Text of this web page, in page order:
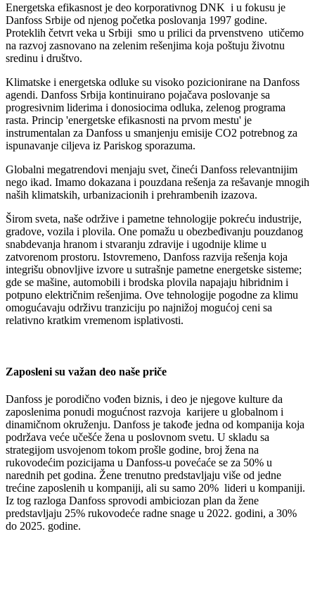
Energetska efikasnost je deo korporativnog DNK i u fokusu je
Danfoss Srbije od njenog početka poslovanja 1997 godine.
Proteklih četvrt veka u Srbiji smo u prilici da prvenstveno utičemo
na razvoj zasnovano na zelenim rešenjima koja poštuju životnu
sredinu i društvo.
Klimatske i energetska odluke su visoko pozicionirane na Danfoss
agendi. Danfoss Srbija kontinuirano pojačava poslovanje sa
progresivnim liderima i donosiocima odluka, zelenog programa
rasta. Princip 'energetske efikasnosti na prvom mestu' je
instrumentalan za Danfoss u smanjenju emisije CO2 potrebnog za
ispunavanje ciljeva iz Pariskog sporazuma.
Globalni megatrendovi menjaju svet, čineći Danfoss relevantnijim
nego ikad. Imamo dokazana i pouzdana rešenja za rešavanje mnogih
naših klimatskih, urbanizacionih i prehrambenih izazova.
Širom sveta, naše održive i pametne tehnologije pokreću industrije,
gradove, vozila i plovila. One pomažu u obezbeđivanju pouzdanog
snabdevanja hranom i stvaranju zdravije i ugodnije klime u
zatvorenom prostoru. Istovremeno, Danfoss razvija rešenja koja
integrišu obnovljive izvore u sutrašnje pametne energetske sisteme;
gde se mašine, automobili i brodska plovila napajaju hibridnim i
potpuno električnim rešenjima. Ove tehnologije pogodne za klimu
omogućavaju održivu tranziciju po najnižoj mogućoj ceni sa
relativno kratkim vremenom isplativosti.
Zaposleni su važan deo naše priče
Danfoss je porodično vođen biznis, i deo je njegove kulture da
zaposlenima ponudi mogućnost razvoja karijere u globalnom i
dinamičnom okruženju. Danfoss je takođe jedna od kompanija koja
podržava veće učešće žena u poslovnom svetu. U skladu sa
strategijom usvojenom tokom prošle godine, broj žena na
rukovodećim pozicijama u Danfoss-u povećaće se za 50% u
narednih pet godina. Žene trenutno predstavljaju više od jedne
trećine zaposlenih u kompaniji, ali su samo 20% lideri u kompaniji.
Iz tog razloga Danfoss sprovodi ambiciozan plan da žene
predstavljaju 25% rukovodeće radne snage u 2022. godini, a 30%
do 2025. godine.